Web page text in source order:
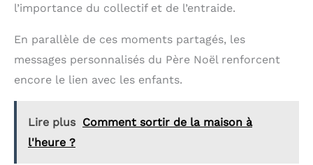
l’importance du collectif et de l’entraide.
En parallèle de ces moments partagés, les
messages personnalisés du Père Noël renforcent
encore le lien avec les enfants.
Lire plus Comment sortir de la maison à
l'heure ?